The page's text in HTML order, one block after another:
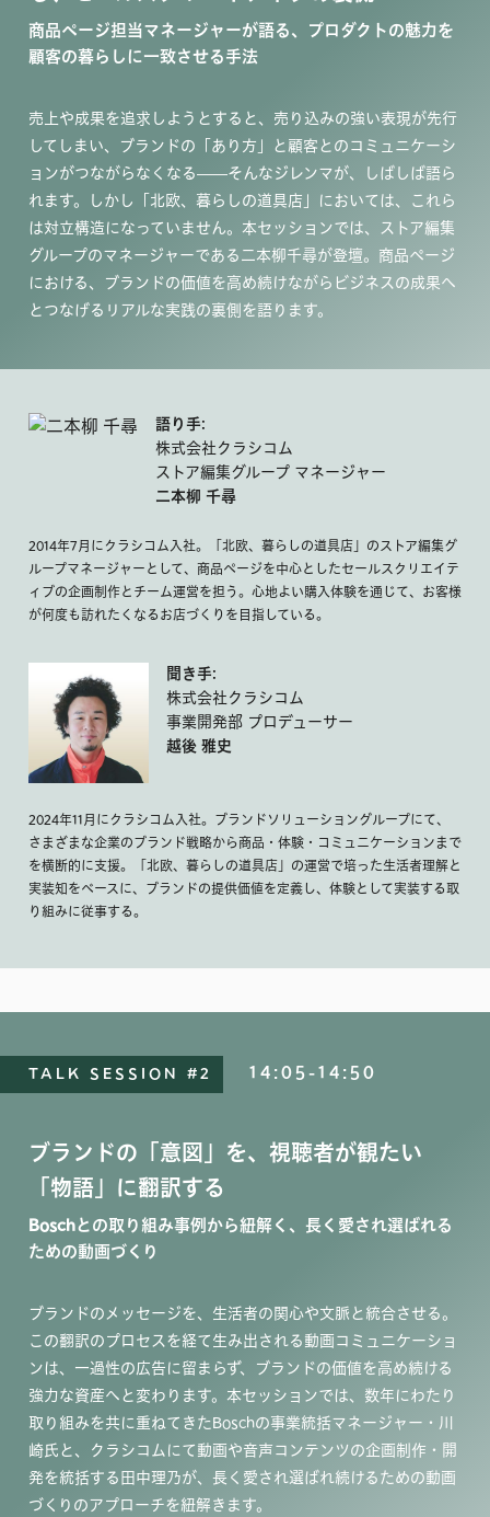
商品ページ担当マネージャーが語る、プロダクトの魅力を
顧客の暮らしに一致させる手法
売上や成果を追求しようとすると、売り込みの強い表現が先行
してしまい、ブランドの「あり方」と顧客とのコミュニケーシ
ョンがつながらなくなる――そんなジレンマが、しばしば語ら
れます。しかし「北欧、暮らしの道具店」においては、これら
は対立構造になっていません。本セッションでは、ストア編集
グループのマネージャーである二本柳千尋が登壇。商品ページ
における、ブランドの価値を高め続けながらビジネスの成果へ
とつなげるリアルな実践の裏側を語ります。
語り手:
株式会社クラシコム
ストア編集グループ マネージャー
二本柳 千尋
2014年7月にクラシコム入社。「北欧、暮らしの道具店」のストア編集グ
ループマネージャーとして、商品ページを中心としたセールスクリエイテ
ィブの企画制作とチーム運営を担う。心地よい購入体験を通じて、お客様
が何度も訪れたくなるお店づくりを目指している。
聞き手:
株式会社クラシコム
事業開発部 プロデューサー
越後 雅史
2024年11月にクラシコム入社。ブランドソリューショングループにて、
さまざまな企業のブランド戦略から商品・体験・コミュニケーションまで
を横断的に支援。「北欧、暮らしの道具店」の運営で培った生活者理解と
実装知をベースに、ブランドの提供価値を定義し、体験として実装する取
り組みに従事する。
TALK SESSION #2 14:05-14:50
ブランドの「意図」を、視聴者が観たい
「物語」に翻訳する
Boschとの取り組み事例から紐解く、長く愛され選ばれる
ための動画づくり
ブランドのメッセージを、生活者の関心や文脈と統合させる。
この翻訳のプロセスを経て生み出される動画コミュニケーショ
ンは、一過性の広告に留まらず、ブランドの価値を高め続ける
強力な資産へと変わります。本セッションでは、数年にわたり
取り組みを共に重ねてきたBoschの事業統括マネージャー・川
崎氏と、クラシコムにて動画や音声コンテンツの企画制作・開
発を統括する田中理乃が、長く愛され選ばれ続けるための動画
づくりのアプローチを紐解きます。